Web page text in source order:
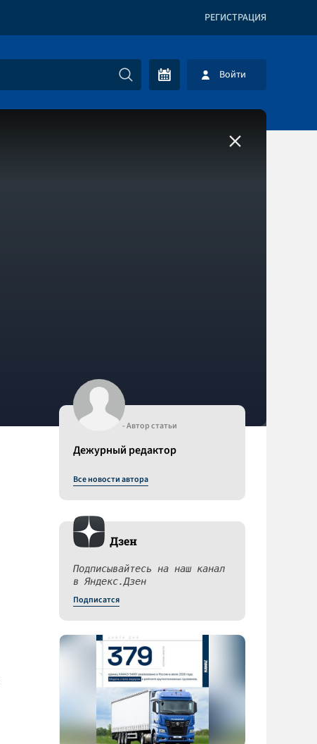
РЕГИСТРАЦИЯ
Войти
- Автор статьи
Дежурный редактор
Все новости автора
Дзен
Подписывайтесь на наш канал
в Яндекс.Дзен
Подписатся